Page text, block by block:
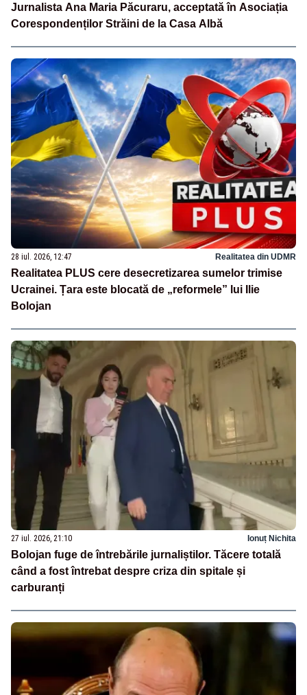
Jurnalista Ana Maria Păcuraru, acceptată în Asociația
Corespondenților Străini de la Casa Albă
28 iul. 2026, 12:47 Realitatea din UDMR
Realitatea PLUS cere desecretizarea sumelor trimise
Ucrainei. Țara este blocată de „reformele” lui Ilie
Bolojan
27 iul. 2026, 21:10 Ionuț Nichita
Bolojan fuge de întrebările jurnaliștilor. Tăcere totală
când a fost întrebat despre criza din spitale și
carburanți